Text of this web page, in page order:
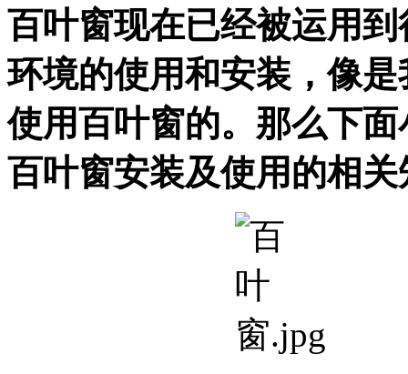
百叶窗现在已经被运用
环境的使用和安装，像
使用百叶窗的。那么下
百叶窗安装及使用的相